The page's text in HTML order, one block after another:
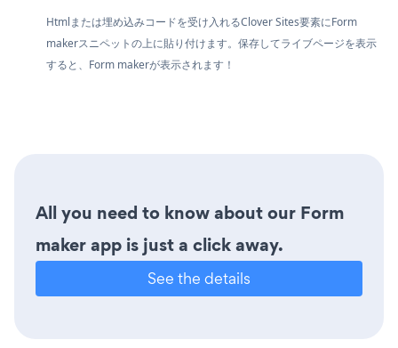
Htmlまたは埋め込みコードを受け入れるClover Sites要素にForm
makerスニペットの上に貼り付けます。保存してライブページを表示
すると、Form makerが表示されます！
All you need to know about our Form
maker app is just a click away.
See the details